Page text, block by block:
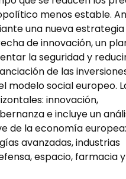
menos estable.
una nueva estrategia
de innovación, un
la seguridad y
de las
modelo social europeo.
innovación,
e incluye un
de la economía europea:
avanzadas, industrias
espacio, farmacia y